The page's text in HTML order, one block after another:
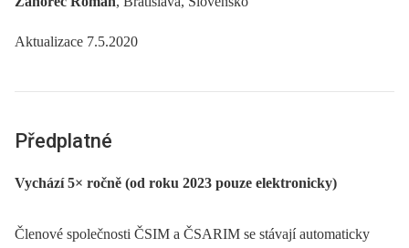
Aktualizace 7.5.2020
Předplatné
Vychází 5× ročně (od roku 2023 pouze elektronicky)
Členové společnosti ČSIM a ČSARIM se stávají automaticky